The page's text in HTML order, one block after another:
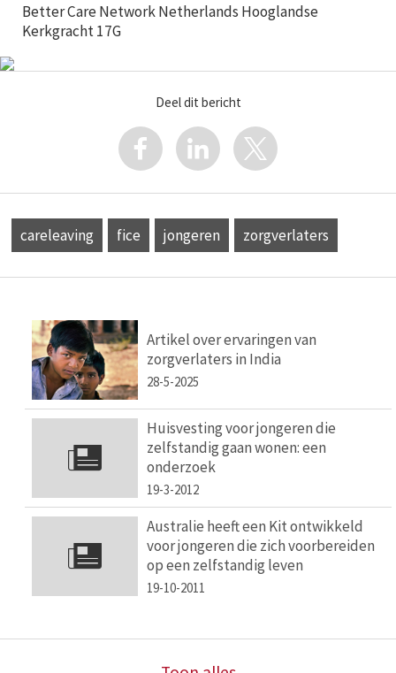
Better Care Network Netherlands Hooglandse
Kerkgracht 17G
Deel dit bericht
careleaving fice jongeren zorgverlaters
Artikel over ervaringen van
zorgverlaters in India
28-5-2025
Huisvesting voor jongeren die
zelfstandig gaan wonen: een
onderzoek
19-3-2012
Australie heeft een Kit ontwikkeld
voor jongeren die zich voorbereiden
op een zelfstandig leven
19-10-2011